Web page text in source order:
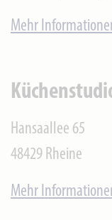
Mehr
Hansaallee 65
48429 Rheine
Mehr